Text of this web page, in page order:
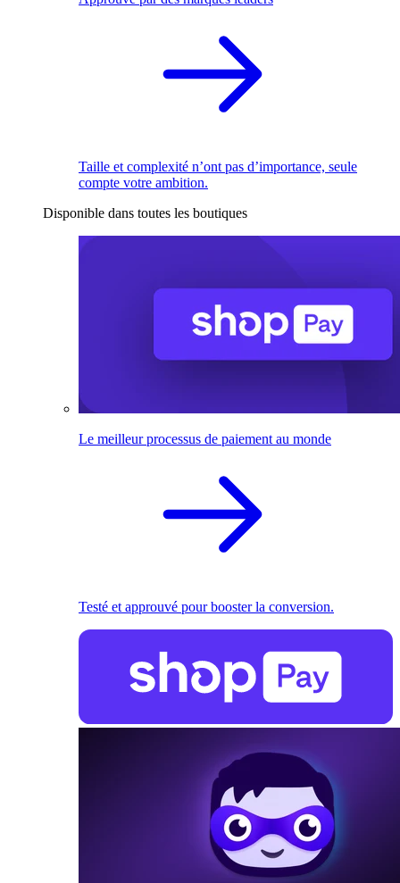
Taille et complexité n’ont pas d’importance, seule
compte votre ambition.
Disponible dans toutes les boutiques
Le meilleur processus de paiement au monde
Testé et approuvé pour booster la conversion.